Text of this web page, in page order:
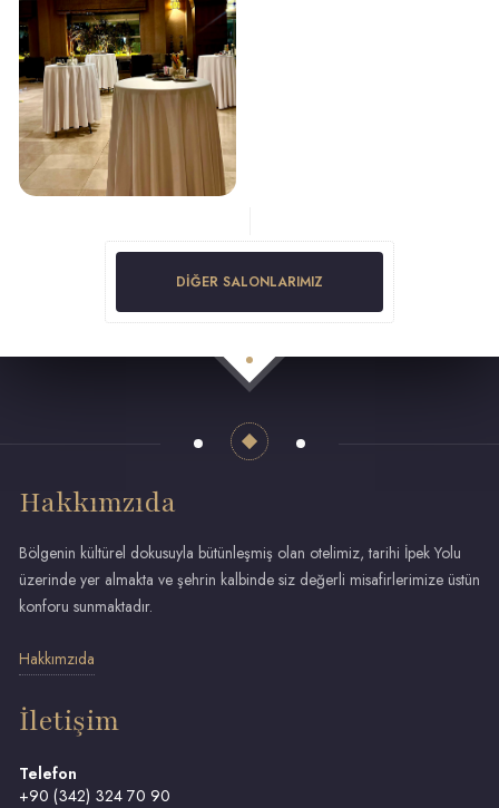
DIĞER SALONLARIMIZ
Hakkımzıda
Bölgenin kültürel dokusuyla bütünleşmiş olan otelimiz, tarihi İpek Yolu
üzerinde yer almakta ve şehrin kalbinde siz değerli misafirlerimize üstün
konforu sunmaktadır.
Hakkımzıda
İletişim
Telefon
+90 (342) 324 70 90